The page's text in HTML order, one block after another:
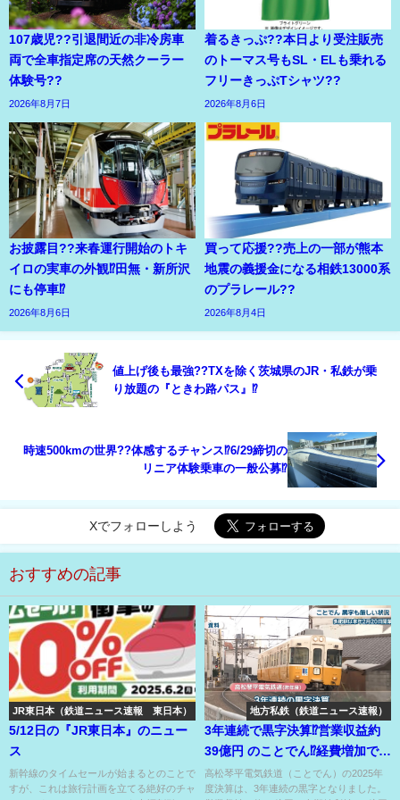
107歳児??引退間近の非冷房車
両で全車指定席の天然クーラー
体験号??
2026年8月7日
着るきっぷ??本日より受注販売
のトーマス号もSL・ELも乗れる
フリーきっぷTシャツ??
2026年8月6日
お披露目??来春運行開始のトキ
イロの実車の外観⁉田無・新所沢
にも停車⁉
2026年8月6日
買って応援??売上の一部が熊本
地震の義援金になる相鉄13000系
のプラレール??
2026年8月4日
値上げ後も最強??TXを除く茨城県のJR・私鉄が乗
り放題の『ときわ路パス』⁉
時速500kmの世界??体感するチャンス⁉6/29締切の
リニア体験乗車の一般公募⁉
Xでフォローしよう
おすすめの記事
JR東日本（鉄道ニュース速報 東日本）
5/12日の『JR東日本』のニュー
ス
新幹線のタイムセールが始まるとのことで
すが、これは旅行計画を立てる絶好のチャ
地方私鉄（鉄道ニュース速報）
3年連続で黒字決算⁉営業収益約
39億円 のことでん⁉経費増加で実
は苦しい??
高松琴平電気鉄道（ことでん）の2025年
度決算は、3年連続の黒字となりました。